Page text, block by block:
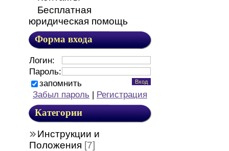
Бесплатная
юридическая помощь
Форма входа
Логин:
Пароль:
запомнить
Забыл пароль | Регистрация
Категории
Инструкции и
Положения [7]